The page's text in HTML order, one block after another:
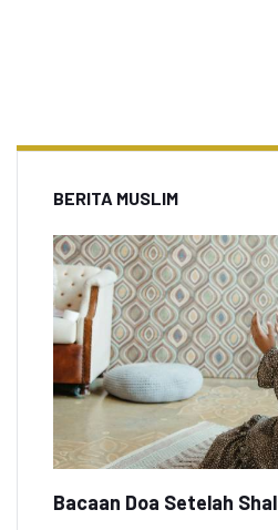
BERITA MUSLIM
Bacaan Doa Setelah